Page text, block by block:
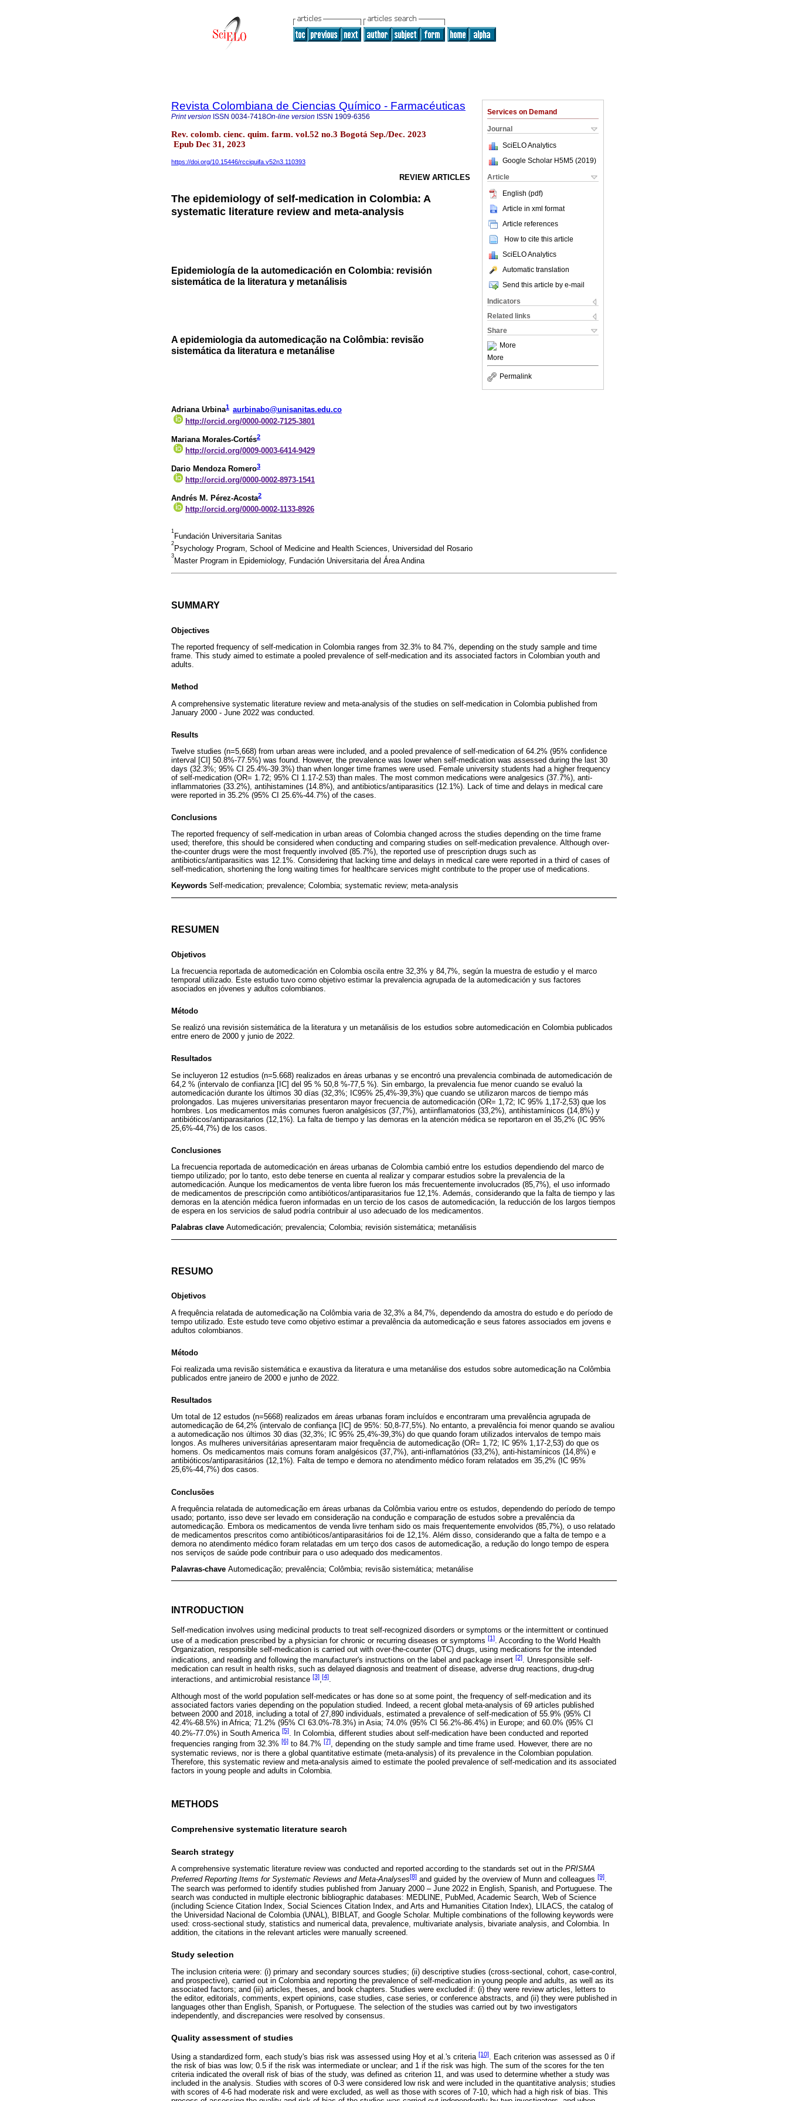
Services on Demand
Journal
SciELO Analytics
Google Scholar H5M5 (2019)
Article
English (pdf)
Article in xml format
Article references
How to cite this article
SciELO Analytics
Automatic translation
Send this article by e-mail
Indicators
Related links
Share
More
More
Permalink
Revista Colombiana de Ciencias Químico - Farmacéuticas
Print version ISSN 0034-7418On-line version ISSN 1909-6356
Rev. colomb. cienc. quim. farm. vol.52 no.3 Bogotá Sep./Dec. 2023
Epub Dec 31, 2023
https://doi.org/10.15446/rcciquifa.v52n3.110393
REVIEW ARTICLES
The epidemiology of self-medication in Colombia: A
systematic literature review and meta-analysis
Epidemiología de la automedicación en Colombia: revisión
sistemática de la literatura y metanálisis
A epidemiologia da automedicação na Colômbia: revisão
sistemática da literatura e metanálise
Adriana Urbina1 aurbinabo@unisanitas.edu.co
http://orcid.org/0000-0002-7125-3801
Mariana Morales-Cortés2
http://orcid.org/0009-0003-6414-9429
Dario Mendoza Romero3
http://orcid.org/0000-0002-8973-1541
Andrés M. Pérez-Acosta2
http://orcid.org/0000-0002-1133-8926
1
Fundación Universitaria Sanitas
2
Psychology Program, School of Medicine and Health Sciences, Universidad del Rosario
3
Master Program in Epidemiology, Fundación Universitaria del Área Andina
SUMMARY
Objectives
The reported frequency of self-medication in Colombia ranges from 32.3% to 84.7%, depending on the study sample and time
frame. This study aimed to estimate a pooled prevalence of self-medication and its associated factors in Colombian youth and
adults.
Method
A comprehensive systematic literature review and meta-analysis of the studies on self-medication in Colombia published from
January 2000 - June 2022 was conducted.
Results
Twelve studies (n=5,668) from urban areas were included, and a pooled prevalence of self-medication of 64.2% (95% confidence
interval [CI] 50.8%-77.5%) was found. However, the prevalence was lower when self-medication was assessed during the last 30
days (32.3%; 95% CI 25.4%-39.3%) than when longer time frames were used. Female university students had a higher frequency
of self-medication (OR= 1.72; 95% CI 1.17-2.53) than males. The most common medications were analgesics (37.7%), anti-
inflammatories (33.2%), antihistamines (14.8%), and antibiotics/antiparasitics (12.1%). Lack of time and delays in medical care
were reported in 35.2% (95% CI 25.6%-44.7%) of the cases.
Conclusions
The reported frequency of self-medication in urban areas of Colombia changed across the studies depending on the time frame
used; therefore, this should be considered when conducting and comparing studies on self-medication prevalence. Although over-
the-counter drugs were the most frequently involved (85.7%), the reported use of prescription drugs such as
antibiotics/antiparasitics was 12.1%. Considering that lacking time and delays in medical care were reported in a third of cases of
self-medication, shortening the long waiting times for healthcare services might contribute to the proper use of medications.
Keywords Self-medication; prevalence; Colombia; systematic review; meta-analysis
RESUMEN
Objetivos
La frecuencia reportada de automedicación en Colombia oscila entre 32,3% y 84,7%, según la muestra de estudio y el marco
temporal utilizado. Este estudio tuvo como objetivo estimar la prevalencia agrupada de la automedicación y sus factores
asociados en jóvenes y adultos colombianos.
Método
Se realizó una revisión sistemática de la literatura y un metanálisis de los estudios sobre automedicación en Colombia publicados
entre enero de 2000 y junio de 2022.
Resultados
Se incluyeron 12 estudios (n=5.668) realizados en áreas urbanas y se encontró una prevalencia combinada de automedicación de
64,2 % (intervalo de confianza [IC] del 95 % 50,8 %-77,5 %). Sin embargo, la prevalencia fue menor cuando se evaluó la
automedicación durante los últimos 30 días (32,3%; IC95% 25,4%-39,3%) que cuando se utilizaron marcos de tiempo más
prolongados. Las mujeres universitarias presentaron mayor frecuencia de automedicación (OR= 1,72; IC 95% 1,17-2,53) que los
hombres. Los medicamentos más comunes fueron analgésicos (37,7%), antiinflamatorios (33,2%), antihistamínicos (14,8%) y
antibióticos/antiparasitarios (12,1%). La falta de tiempo y las demoras en la atención médica se reportaron en el 35,2% (IC 95%
25,6%-44,7%) de los casos.
Conclusiones
La frecuencia reportada de automedicación en áreas urbanas de Colombia cambió entre los estudios dependiendo del marco de
tiempo utilizado; por lo tanto, esto debe tenerse en cuenta al realizar y comparar estudios sobre la prevalencia de la
automedicación. Aunque los medicamentos de venta libre fueron los más frecuentemente involucrados (85,7%), el uso informado
de medicamentos de prescripción como antibióticos/antiparasitarios fue 12,1%. Además, considerando que la falta de tiempo y las
demoras en la atención médica fueron informadas en un tercio de los casos de automedicación, la reducción de los largos tiempos
de espera en los servicios de salud podría contribuir al uso adecuado de los medicamentos.
Palabras clave Automedicación; prevalencia; Colombia; revisión sistemática; metanálisis
RESUMO
Objetivos
A frequência relatada de automedicação na Colômbia varia de 32,3% a 84,7%, dependendo da amostra do estudo e do período de
tempo utilizado. Este estudo teve como objetivo estimar a prevalência da automedicação e seus fatores associados em jovens e
adultos colombianos.
Método
Foi realizada uma revisão sistemática e exaustiva da literatura e uma metanálise dos estudos sobre automedicação na Colômbia
publicados entre janeiro de 2000 e junho de 2022.
Resultados
Um total de 12 estudos (n=5668) realizados em áreas urbanas foram incluídos e encontraram uma prevalência agrupada de
automedicação de 64,2% (intervalo de confiança [IC] de 95%: 50,8-77,5%). No entanto, a prevalência foi menor quando se avaliou
a automedicação nos últimos 30 dias (32,3%; IC 95% 25,4%-39,3%) do que quando foram utilizados intervalos de tempo mais
longos. As mulheres universitárias apresentaram maior frequência de automedicação (OR= 1,72; IC 95% 1,17-2,53) do que os
homens. Os medicamentos mais comuns foram analgésicos (37,7%), anti-inflamatórios (33,2%), anti-histamínicos (14,8%) e
antibióticos/antiparasitários (12,1%). Falta de tempo e demora no atendimento médico foram relatados em 35,2% (IC 95%
25,6%-44,7%) dos casos.
Conclusões
A frequência relatada de automedicação em áreas urbanas da Colômbia variou entre os estudos, dependendo do período de tempo
usado; portanto, isso deve ser levado em consideração na condução e comparação de estudos sobre a prevalência da
automedicação. Embora os medicamentos de venda livre tenham sido os mais frequentemente envolvidos (85,7%), o uso relatado
de medicamentos prescritos como antibióticos/antiparasitários foi de 12,1%. Além disso, considerando que a falta de tempo e a
demora no atendimento médico foram relatadas em um terço dos casos de automedicação, a redução do longo tempo de espera
nos serviços de saúde pode contribuir para o uso adequado dos medicamentos.
Palavras-chave Automedicação; prevalência; Colômbia; revisão sistemática; metanálise
INTRODUCTION
Self-medication involves using medicinal products to treat self-recognized disorders or symptoms or the intermittent or continued
use of a medication prescribed by a physician for chronic or recurring diseases or symptoms [1]. According to the World Health
Organization, responsible self-medication is carried out with over-the-counter (OTC) drugs, using medications for the intended
indications, and reading and following the manufacturer's instructions on the label and package insert [2]. Unresponsible self-
medication can result in health risks, such as delayed diagnosis and treatment of disease, adverse drug reactions, drug-drug
interactions, and antimicrobial resistance [3],[4].
Although most of the world population self-medicates or has done so at some point, the frequency of self-medication and its
associated factors varies depending on the population studied. Indeed, a recent global meta-analysis of 69 articles published
between 2000 and 2018, including a total of 27,890 individuals, estimated a prevalence of self-medication of 55.9% (95% CI
42.4%-68.5%) in Africa; 71.2% (95% CI 63.0%-78.3%) in Asia; 74.0% (95% CI 56.2%-86.4%) in Europe; and 60.0% (95% CI
40.2%-77.0%) in South America [5]. In Colombia, different studies about self-medication have been conducted and reported
frequencies ranging from 32.3% [6] to 84.7% [7], depending on the study sample and time frame used. However, there are no
systematic reviews, nor is there a global quantitative estimate (meta-analysis) of its prevalence in the Colombian population.
Therefore, this systematic review and meta-analysis aimed to estimate the pooled prevalence of self-medication and its associated
factors in young people and adults in Colombia.
METHODS
Comprehensive systematic literature search
Search strategy
A comprehensive systematic literature review was conducted and reported according to the standards set out in the PRISMA
Preferred Reporting Items for Systematic Reviews and Meta-Analyses[8] and guided by the overview of Munn and colleagues [9].
The search was performed to identify studies published from January 2000 – June 2022 in English, Spanish, and Portuguese. The
search was conducted in multiple electronic bibliographic databases: MEDLINE, PubMed, Academic Search, Web of Science
(including Science Citation Index, Social Sciences Citation Index, and Arts and Humanities Citation Index), LILACS, the catalog of
the Universidad Nacional de Colombia (UNAL), BIBLAT, and Google Scholar. Multiple combinations of the following keywords were
used: cross-sectional study, statistics and numerical data, prevalence, multivariate analysis, bivariate analysis, and Colombia. In
addition, the citations in the relevant articles were manually screened.
Study selection
The inclusion criteria were: (i) primary and secondary sources studies; (ii) descriptive studies (cross-sectional, cohort, case-control,
and prospective), carried out in Colombia and reporting the prevalence of self-medication in young people and adults, as well as its
associated factors; and (iii) articles, theses, and book chapters. Studies were excluded if: (i) they were review articles, letters to
the editor, editorials, comments, expert opinions, case studies, case series, or conference abstracts, and (ii) they were published in
languages other than English, Spanish, or Portuguese. The selection of the studies was carried out by two investigators
independently, and discrepancies were resolved by consensus.
Quality assessment of studies
Using a standardized form, each study's bias risk was assessed using Hoy et al.'s criteria [10]. Each criterion was assessed as 0 if
the risk of bias was low; 0.5 if the risk was intermediate or unclear; and 1 if the risk was high. The sum of the scores for the ten
criteria indicated the overall risk of bias of the study, was defined as criterion 11, and was used to determine whether a study was
included in the analysis. Studies with scores of 0-3 were considered low risk and were included in the quantitative analysis; studies
with scores of 4-6 had moderate risk and were excluded, as well as those with scores of 7-10, which had a high risk of bias. This